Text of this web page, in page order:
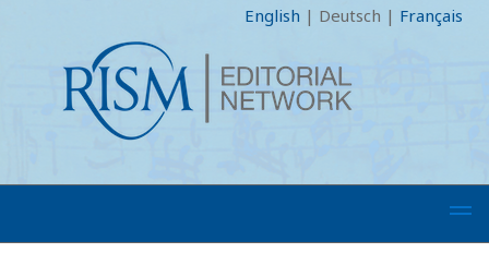
English | Deutsch | Français